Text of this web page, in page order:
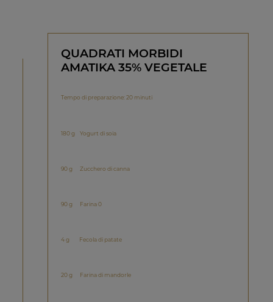
QUADRATI MORBIDI
AMATIKA 35% VEGETALE
Tempo di preparazione: 20 minuti
180 g Yogurt di soia
90 g Zucchero di canna
90 g Farina 0
4 g Fecola di patate
20 g Farina di mandorle